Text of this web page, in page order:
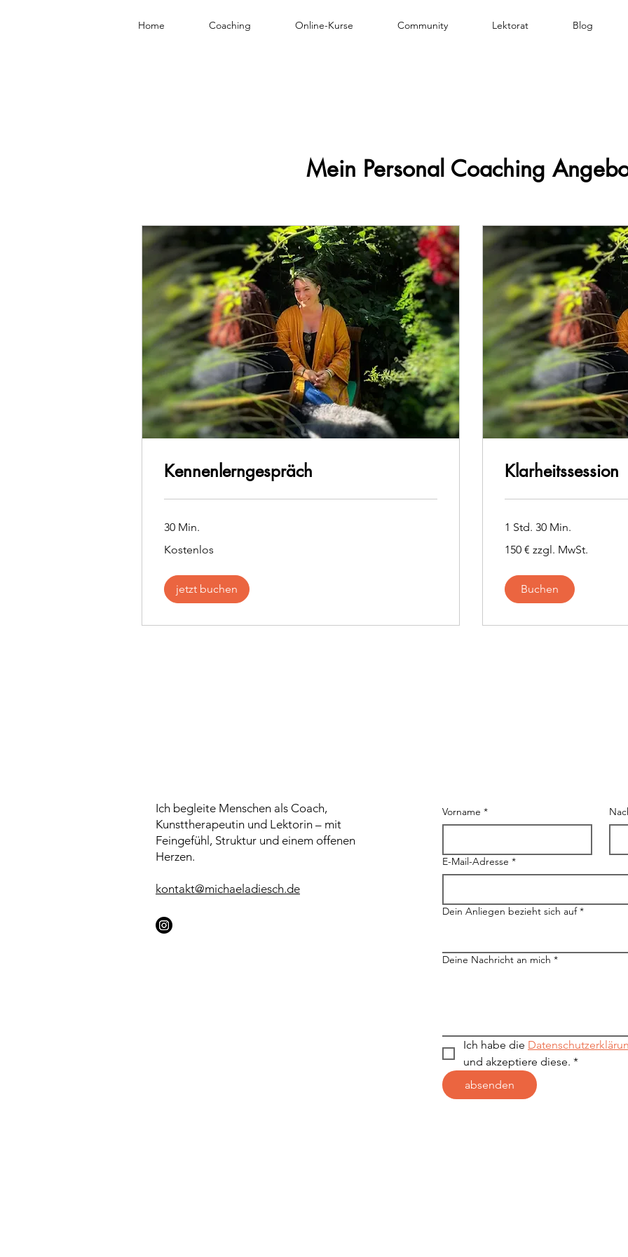
Home Coaching Online-Kurse Community Lektorat Blog
Mein Personal Coaching
Kennenlerngespräch
30 Min.
Kostenlos
jetzt buchen
Klarheitssession
1 Std. 30 Min.
€150 € zzgl. MwSt.
Buchen
Ich begleite Menschen als Coach,
Kunsttherapeutin und Lektorin – mit
Feingefühl, Struktur und einem offenen
Herzen.
kontakt@michaeladiesch.de
Vorname *
E-Mail-Adresse *
Dein Anliegen bezieht sich auf *
Deine Nachricht an mich *
Ich habe die
und akzeptiere diese. *
absenden